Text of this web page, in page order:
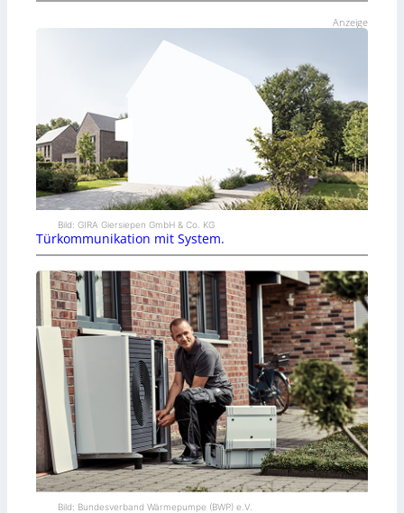
Anzeige
Bild: GIRA Giersiepen GmbH & Co. KG
Türkommunikation mit System.
Bild: Bundesverband Wärmepumpe (BWP) e.V.